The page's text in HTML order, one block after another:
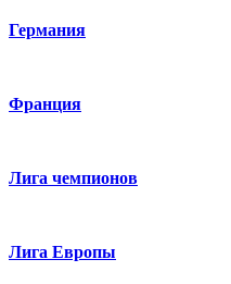
Германия
Франция
Лига чемпионов
Лига Европы